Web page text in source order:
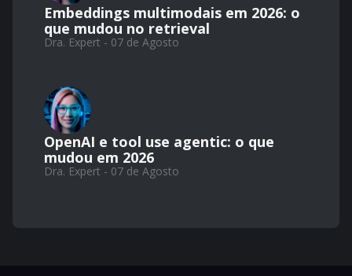
Embeddings multimodais em 2026: o
que mudou no retrieval
Dra. Expert - 07 de Agosto
OpenAI e tool use agentic: o que
mudou em 2026
Dra. Expert - 07 de Agosto